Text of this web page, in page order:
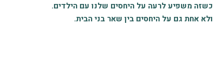
כשזה משפיע לרעה על היחסים שלנו עם הילדים.
ולא אחת גם על היחסים בין שאר בני הבית.